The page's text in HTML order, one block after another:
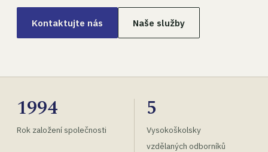
Kontaktujte nás Naše služby
1994
Rok založení společnosti
5
Vysokoškolsky
vzdělaných odborníků